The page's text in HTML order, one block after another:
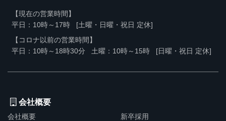
【現在の営業時間】
平日：10時～17時
[土曜・日曜・祝日 定休]
【コロナ以前の営業時間】
平日：10時～18時30分
土曜：10時～15時 [日曜・祝日 定休]
会社概要
会社概要
新卒採用